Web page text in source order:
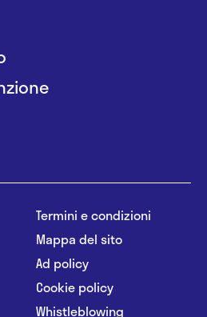
Termini e condizioni
Mappa del sito
Ad policy
Cookie policy
Whistleblowing